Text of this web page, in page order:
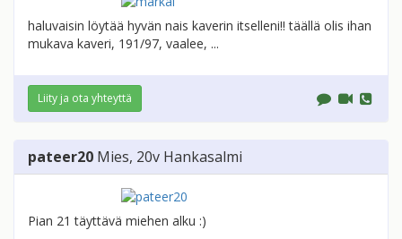
haluvaisin löytää hyvän nais kaverin itselleni!! täällä olis ihan
mukava kaveri, 191/97, vaalee, ...
Liity ja ota yhteyttä
pateer20 Mies, 20v Hankasalmi
Pian 21 täyttävä miehen alku :)